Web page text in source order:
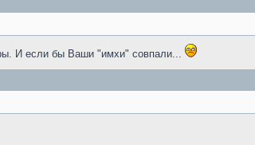
И если бы Ваши "имхи" совпали...